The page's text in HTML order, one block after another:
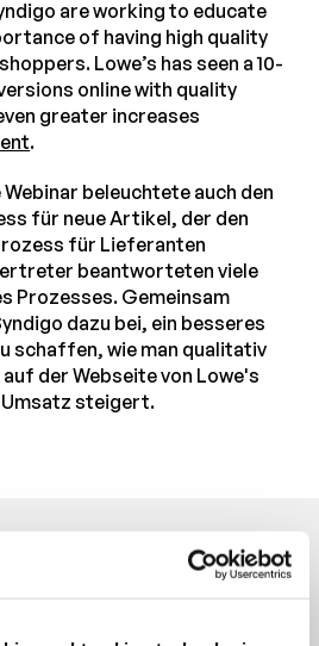
are working to educate
of having high quality
Lowe’s has seen a 10-
online with quality
greater increases
.
beleuchtete auch den
für neue Artikel, der den
für Lieferanten
beantworteten viele
Prozesses. Gemeinsam
dazu bei, ein besseres
schaffen, wie man qualitativ
der Webseite von Lowe's
steigert.